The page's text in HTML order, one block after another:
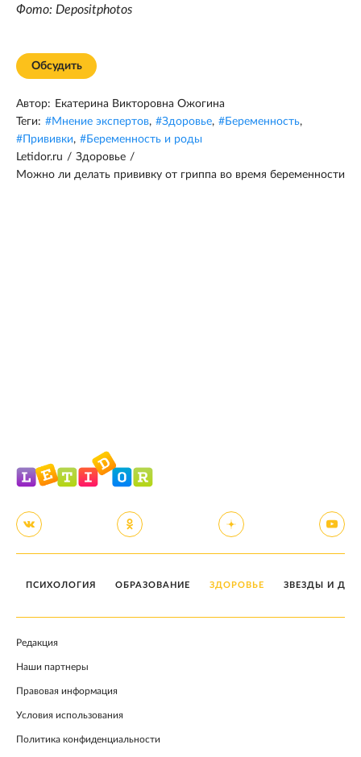
Фото: Depositphotos
Обсудить
Автор: Екатерина Викторовна Ожогина
Теги: #Мнение экспертов, #Здоровье, #Беременность,
#Прививки, #Беременность и роды
Letidor.ru / Здоровье /
Можно ли делать прививку от гриппа во время беременности
ПСИХОЛОГИЯ ОБРАЗОВАНИЕ ЗДОРОВЬЕ ЗВЕЗДЫ И
Редакция
Наши партнеры
Правовая информация
Условия использования
Политика конфиденциальности